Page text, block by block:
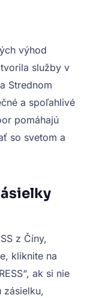
výhod
služby v
Strednom
a spoľahlivé
pomáhajú
so svetom a
z Číny,
kliknite na
ak si nie
zásielku,